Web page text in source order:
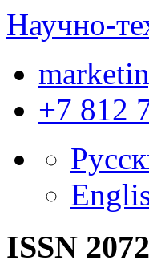
Научно-
+7 812
ISSN